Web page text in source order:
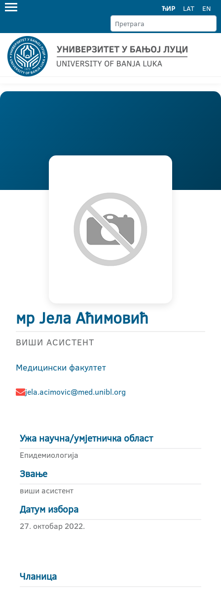
ЋИР LAT EN
мр Јела Аћимовић
ВИШИ АСИСТЕНТ
Медицински факултет
jela.acimovic@med.unibl.org
Ужа научна/умјетничка област
Епидемиологија
Звање
виши асистент
Датум избора
27. октобар 2022.
Чланица